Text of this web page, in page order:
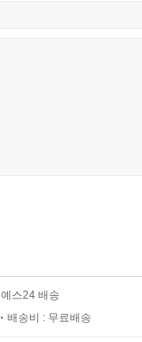
예스24 배송
배송비 : 무료배송